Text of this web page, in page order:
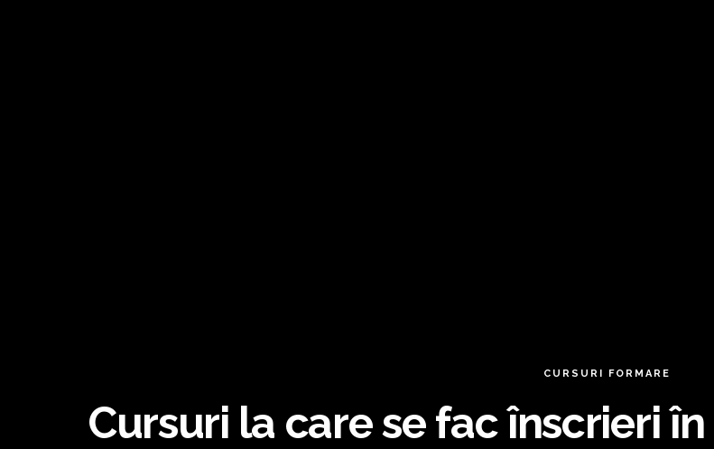
CURSURI FORMARE
Cursuri la care se fac înscrieri